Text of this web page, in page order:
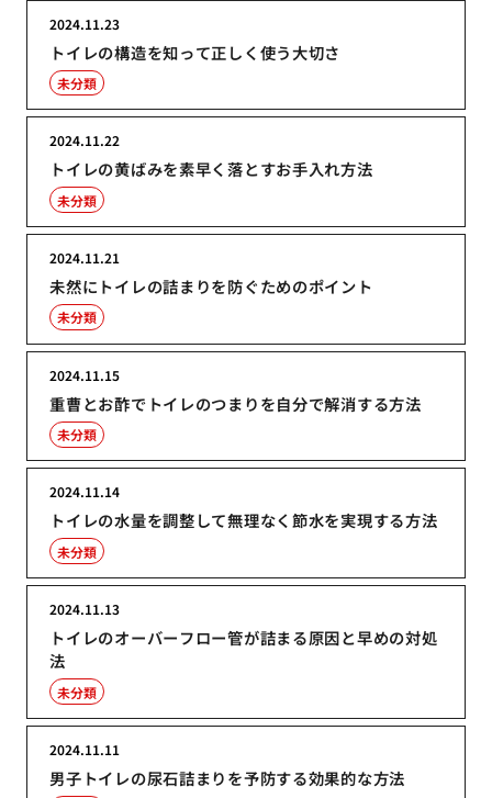
トイレの構造を知って正しく使う大切さ
2024.11.23
未分類
トイレの黄ばみを素早く落とすお手入れ方法
2024.11.22
未分類
未然にトイレの詰まりを防ぐためのポイント
2024.11.21
未分類
重曹とお酢でトイレのつまりを自分で解消する方法
2024.11.15
未分類
トイレの水量を調整して無理なく節水を実現する方法
2024.11.14
未分類
トイレのオーバーフロー管が詰まる原因と早めの対処
法
2024.11.13
未分類
男子トイレの尿石詰まりを予防する効果的な方法
2024.11.11